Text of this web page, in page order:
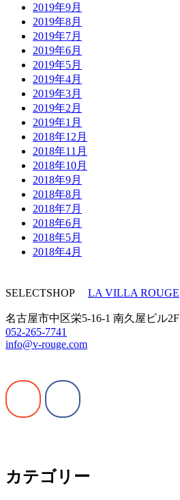
2019年9月
2019年8月
2019年7月
2019年6月
2019年5月
2019年4月
2019年3月
2019年2月
2019年1月
2018年12月
2018年11月
2018年10月
2018年9月
2018年8月
2018年7月
2018年6月
2018年5月
2018年4月
SELECTSHOP LA VILLA ROUGE
名古屋市中区栄5-16-1 南久屋ビル2F
052-265-7741
info@v-rouge.com
カテゴリー